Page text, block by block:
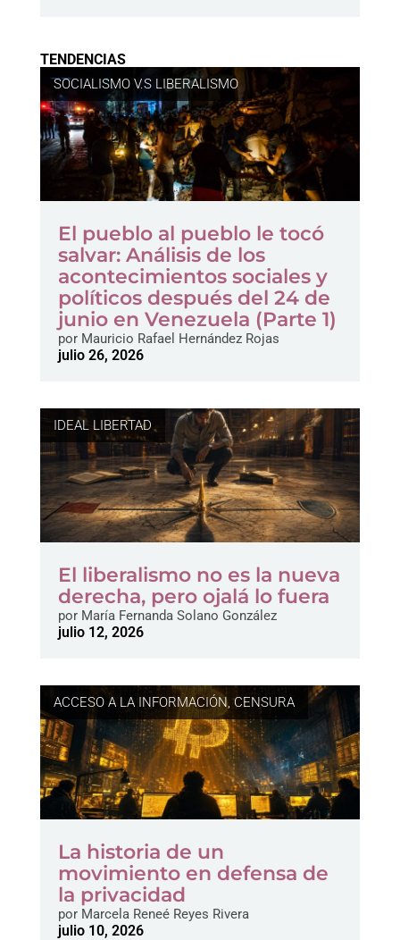
TENDENCIAS
SOCIALISMO V.S LIBERALISMO
El pueblo al pueblo le tocó
salvar: Análisis de los
acontecimientos sociales y
políticos después del 24 de
junio en Venezuela (Parte 1)
porMauricio Rafael Hernández Rojas
julio 26, 2026
IDEAL LIBERTAD
El liberalismo no es la nueva
derecha, pero ojalá lo fuera
porMaría Fernanda Solano González
julio 12, 2026
ACCESO A LA INFORMACIÓN,CENSURA
La historia de un
movimiento en defensa de
la privacidad
porMarcela Reneé Reyes Rivera
julio 10, 2026